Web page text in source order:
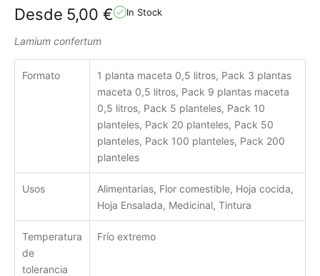
Desde 5,00 € In Stock
Lamium confertum
Formato
1 planta maceta 0,5 litros, Pack 3 plantas
maceta 0,5 litros, Pack 9 plantas maceta
0,5 litros, Pack 5 planteles, Pack 10
planteles, Pack 20 planteles, Pack 50
planteles, Pack 100 planteles, Pack 200
planteles
Usos
Alimentarias, Flor comestible, Hoja cocida,
Hoja Ensalada, Medicinal, Tintura
Temperatura
de
tolerancia
Frío extremo